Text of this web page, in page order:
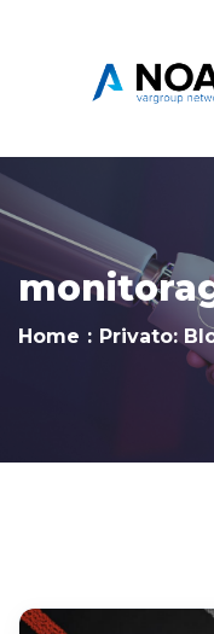
Home Privato: